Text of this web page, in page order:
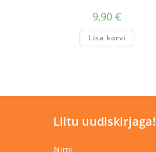
9,90 €
Lisa korvi
Liitu uudiskirjaga!
Nimi